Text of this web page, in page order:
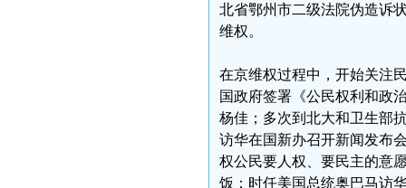
北省鄂州市二级法院伪造诉
维权。
在京维权过程中，开始关注
国政府签署《公民权利和政
杨佳；多次到北大和卫生部
访华在国新办召开新闻发布
权公民要人权、要民主的意
饭；时任美国总统奥巴马访